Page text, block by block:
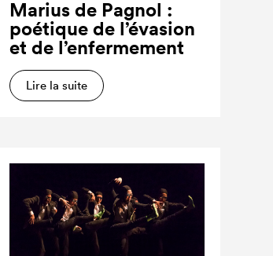
Marius de Pagnol :
poétique de l’évasion
et de l’enfermement
Lire la suite